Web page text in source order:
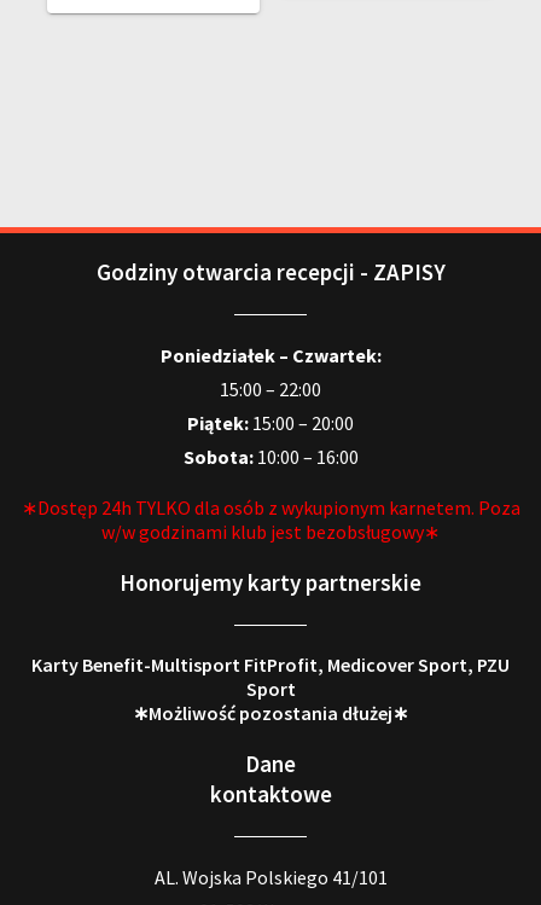
Godziny otwarcia recepcji - ZAPISY
Poniedziałek – Czwartek:
15:00 – 22:00
Piątek: 15:00 – 20:00
Sobota:10:00 – 16:00
∗Dostęp 24h TYLKO dla osób z wykupionym karnetem. Poza
w/w godzinami klub jest bezobsługowy∗
Honorujemy karty partnerskie
Karty Benefit-Multisport FitProfit, Medicover Sport, PZU
Sport
∗Możliwość pozostania dłużej∗
Dane
kontaktowe
AL. Wojska Polskiego 41/101